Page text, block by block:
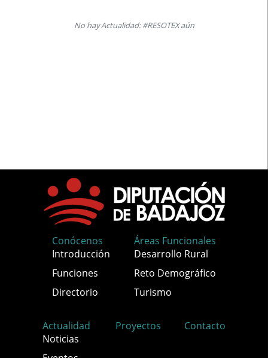
No hay Actualidad: #RESOTEX aún
Conócenos
Introducción
Funciones
Directorio
Áreas Funcionales
Desarrollo Rural
Reto Demográfico
Turismo
Actualidad
Noticias
Proyectos Contacto